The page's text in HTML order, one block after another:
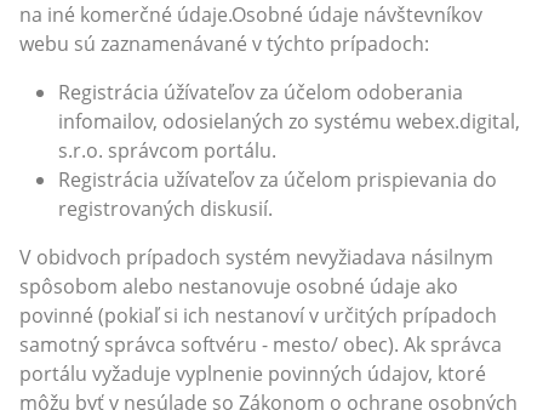
na iné komerčné údaje.Osobné údaje návštevníkov
webu sú zaznamenávané v týchto prípadoch:
Registrácia úžívateľov za účelom odoberania
infomailov, odosielaných zo systému webex.digital,
s.r.o. správcom portálu.
Registrácia užívateľov za účelom prispievania do
registrovaných diskusií.
V obidvoch prípadoch systém nevyžiadava násilnym
spôsobom alebo nestanovuje osobné údaje ako
povinné (pokiaľ si ich nestanoví v určitých prípadoch
samotný správca softvéru - mesto/ obec). Ak správca
portálu vyžaduje vyplnenie povinných údajov, ktoré
môžu byť v nesúlade so Zákonom o ochrane osobných